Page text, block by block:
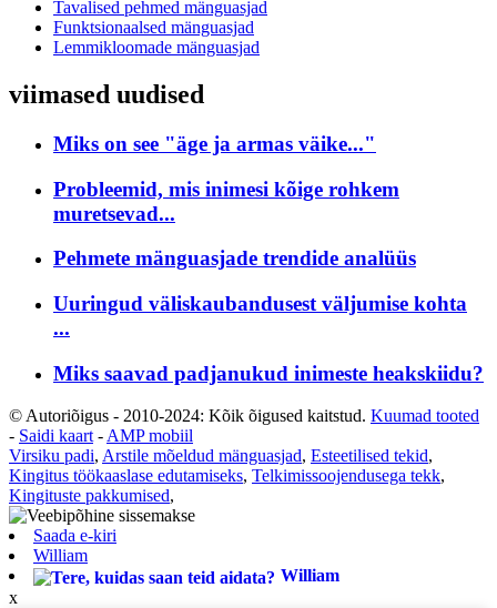
Tavalised pehmed mänguasjad
Funktsionaalsed mänguasjad
Lemmikloomade mänguasjad
viimased uudised
Miks on see "äge ja armas väike..."
Probleemid, mis inimesi kõige rohkem
muretsevad...
Pehmete mänguasjade trendide analüüs
Uuringud väliskaubandusest väljumise kohta
...
Miks saavad padjanukud inimeste heakskiidu?
© Autoriõigus - 2010-2024: Kõik õigused kaitstud. Kuumad tooted
- Saidi kaart-AMP mobiil
Virsiku padi, Arstile mõeldud mänguasjad, Esteetilised tekid,
Kingitus töökaaslase edutamiseks, Telkimissoojendusega tekk,
Kingituste pakkumised,
Saada e-kiri
William
William
x